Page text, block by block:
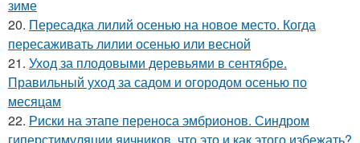
зиме
20. Пересадка лилий осенью на новое место. Когда
пересаживать лилии осенью или весной
21. Уход за плодовыми деревьями в сентябре.
Правильный уход за садом и огородом осенью по
месяцам
22. Риски на этапе переноса эмбрионов. Синдром